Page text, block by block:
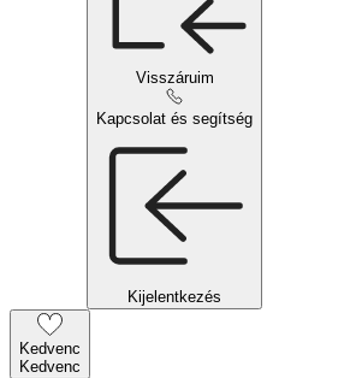
Visszáruim
Kapcsolat és segítség
Kijelentkezés
Kedvenc
Kedvenc